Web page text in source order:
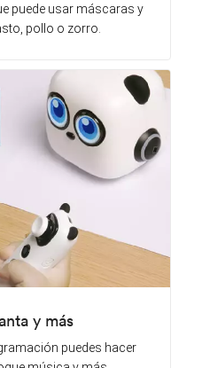
puede usar máscaras y
pollo o zorro.
y más
puedes hacer